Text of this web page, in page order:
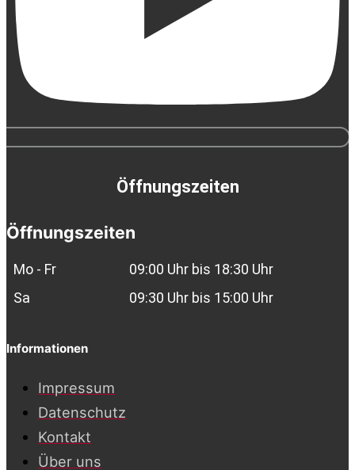
Öffnungszeiten
Öffnungszeiten
Mo - Fr
09:00 Uhr bis 18:30 Uhr
Sa
09:30 Uhr bis 15:00 Uhr
Informationen
Impressum
Datenschutz
Kontakt
Über uns